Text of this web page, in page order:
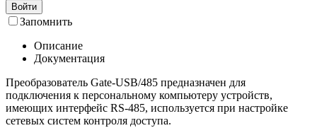
Войти
Запомнить
Описание
Документация
Преобразователь Gate-USB/485 предназначен для
подключения к персональному компьютеру устройств,
имеющих интерфейс RS-485, используется при настройке
сетевых систем контроля доступа.